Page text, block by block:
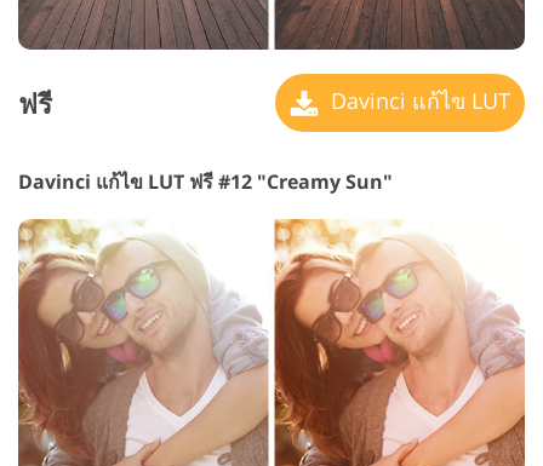
ฟรี Davinci แก้ไข LUT
Davinci แก้ไข LUT ฟรี #12 "Creamy Sun"